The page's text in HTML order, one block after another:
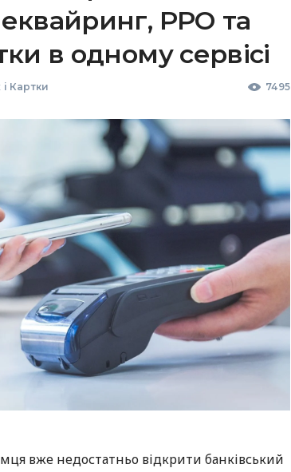
РРО та
в одному сервісі
і Картки 7495
вже недостатньо відкрити банківський